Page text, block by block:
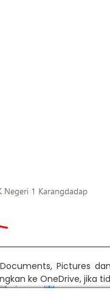
Pictures
ke OneDrive, jika